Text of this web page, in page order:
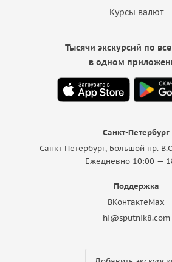
Курсы валют
Санкт-Петербург
Санкт-Петербург, Большой пр.
Ежедневно 10:00 —
Поддержка
ВКонтактеMax
hi@sputnik8.com
Тысячи экскурсий по
в одном